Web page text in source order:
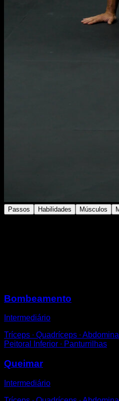
Passos Habilidades Músculos
Bombeamento
Intermediário
Tríceps ∙ Quadríceps ∙
Peitoral Inferior ∙ Panturrilhas
Queimar
Intermediário